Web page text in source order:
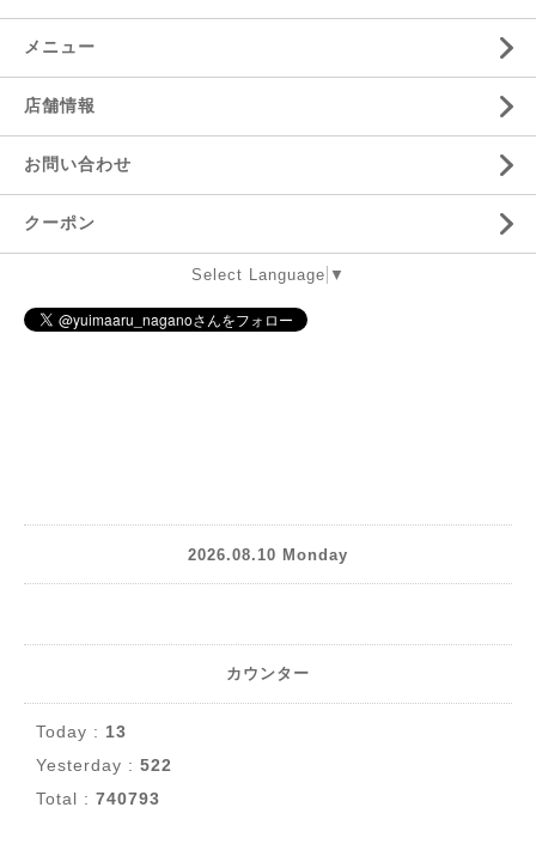
メニュー
店舗情報
お問い合わせ
クーポン
Select Language ▼
2026.08.10 Monday
カウンター
Today : 13
Yesterday : 522
Total : 740793